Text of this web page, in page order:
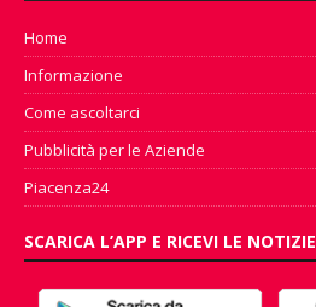
Home
Informazione
Come ascoltarci
Pubblicità per le Aziende
Piacenza24
SCARICA L’APP E RICEVI LE NOTIZIE